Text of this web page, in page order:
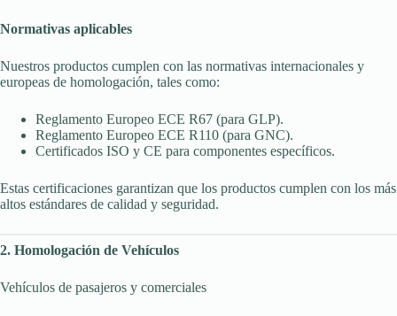
Normativas aplicables
Nuestros productos cumplen con las normativas internacionales y
europeas de homologación, tales como:
Reglamento Europeo ECE R67 (para GLP).
Reglamento Europeo ECE R110 (para GNC).
Certificados ISO y CE para componentes específicos.
Estas certificaciones garantizan que los productos cumplen con los más
altos estándares de calidad y seguridad.
2. Homologación de Vehículos
Vehículos de pasajeros y comerciales